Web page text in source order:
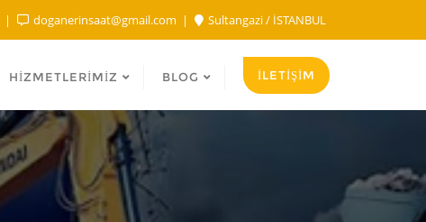
doganerinsaat@gmail.com Sultangazi / İSTANBUL
HIZMETLERIMIZ BLOG İLETİŞİM